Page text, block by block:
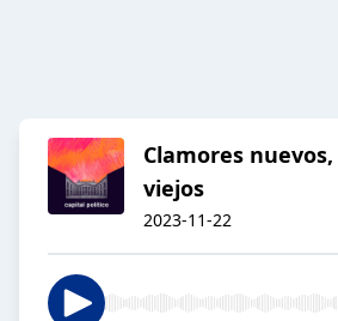
Clamores
viejos
2023-11-22